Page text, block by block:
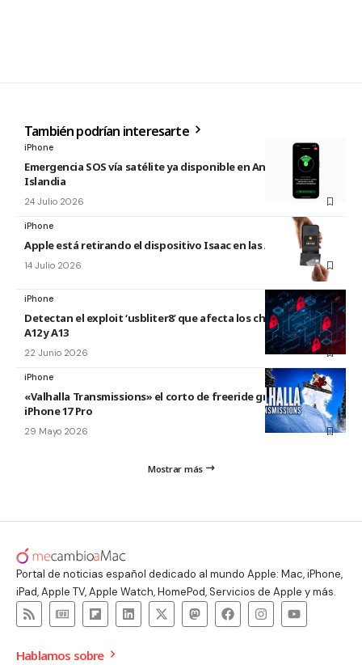
También podrían interesarte
iPhone
Emergencia SOS vía satélite ya disponible en Andorra e
Islandia
24 Julio 2026
iPhone
Apple está retirando el dispositivo Isaac en las Apple Store
14 Julio 2026
iPhone
Detectan el exploit ‘usbliter8’ que afecta los chips de Apple
A12 y A13
22 Junio 2026
iPhone
«Valhalla Transmissions» el corto de freeride grabado con el
iPhone 17 Pro
29 Mayo 2026
Mostrar más
Portal de noticias español dedicado al mundo Apple: Mac, iPhone,
iPad, Apple TV, Apple Watch, HomePod, Servicios de Apple y más.
Hablamos sobre